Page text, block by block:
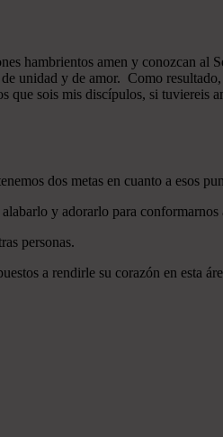
hambrientos amen y conozcan al
unidad y de amor. Como
que sois mis discípulos, si tuviereis
dos metas en cuanto a esos
y adorarlo para conformarnos
personas.
a rendirle su corazón en esta